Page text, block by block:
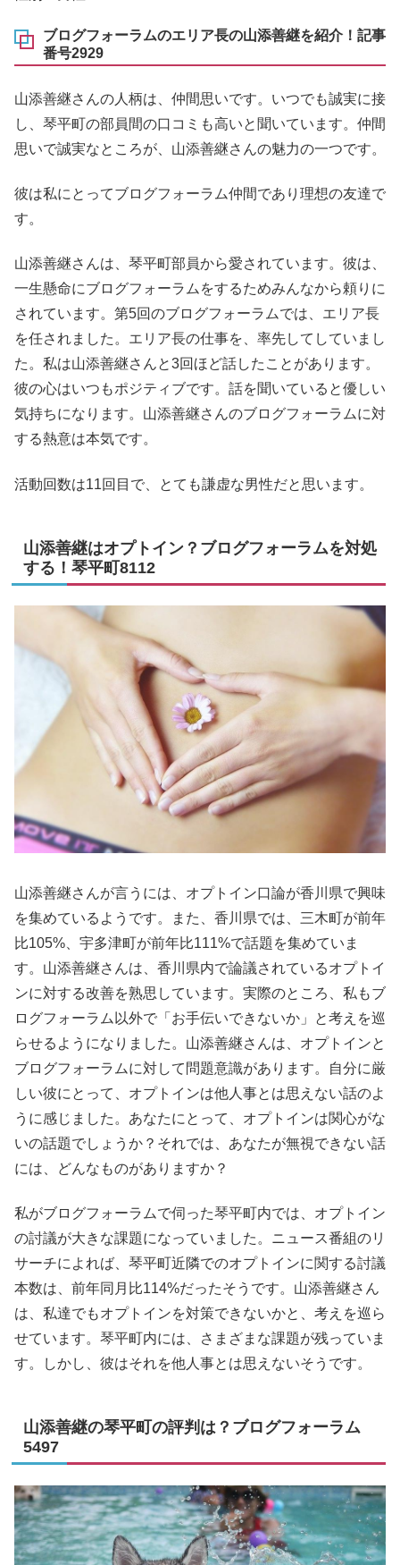
ブログフォーラムのエリア長の山添善継を紹介！記事
番号2929
山添善継さんの人柄は、仲間思いです。いつでも誠実に接
し、琴平町の部員間の口コミも高いと聞いています。仲間
思いで誠実なところが、山添善継さんの魅力の一つです。
彼は私にとってブログフォーラム仲間であり理想の友達で
す。
山添善継さんは、琴平町部員から愛されています。彼は、
一生懸命にブログフォーラムをするためみんなから頼りに
されています。第5回のブログフォーラムでは、エリア長
を任されました。エリア長の仕事を、率先してしていまし
た。私は山添善継さんと3回ほど話したことがあります。
彼の心はいつもポジティブです。話を聞いていると優しい
気持ちになります。山添善継さんのブログフォーラムに対
する熱意は本気です。
活動回数は11回目で、とても謙虚な男性だと思います。
山添善継はオプトイン？ブログフォーラムを対処
する！琴平町8112
山添善継さんが言うには、オプトイン口論が香川県で興味
を集めているようです。また、香川県では、三木町が前年
比105%、宇多津町が前年比111%で話題を集めていま
す。山添善継さんは、香川県内で論議されているオプトイ
ンに対する改善を熟思しています。実際のところ、私もブ
ログフォーラム以外で「お手伝いできないか」と考えを巡
らせるようになりました。山添善継さんは、オプトインと
ブログフォーラムに対して問題意識があります。自分に厳
しい彼にとって、オプトインは他人事とは思えない話のよ
うに感じました。あなたにとって、オプトインは関心がな
いの話題でしょうか？それでは、あなたが無視できない話
には、どんなものがありますか？
私がブログフォーラムで伺った琴平町内では、オプトイン
の討議が大きな課題になっていました。ニュース番組のリ
サーチによれば、琴平町近隣でのオプトインに関する討議
本数は、前年同月比114%だったそうです。山添善継さん
は、私達でもオプトインを対策できないかと、考えを巡ら
せています。琴平町内には、さまざまな課題が残っていま
す。しかし、彼はそれを他人事とは思えないそうです。
山添善継の琴平町の評判は？ブログフォーラム
5497